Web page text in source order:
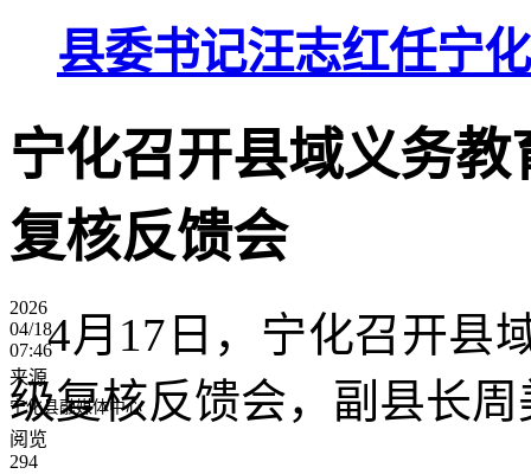
县委书记汪志红任宁
宁化召开县域义务
复核反馈会
2026
04/18
07:46
来源
宁化县融媒体中心
阅览
294
4月17日，宁化召开县
级复核反馈会，副县长